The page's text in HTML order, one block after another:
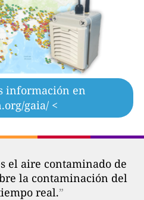
información en
gaia/ <
el aire contaminado de
la contaminación del
real.”